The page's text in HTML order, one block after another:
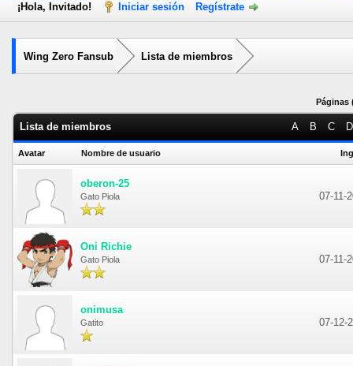
¡Hola, Invitado! Iniciar sesión Regístrate
Wing Zero Fansub Lista de miembros
Páginas
A B C D
Lista de miembros
Avatar Nombre de usuario
oberon-25
Gato Piola 07-11-
Oni Richie
Gato Piola 07-11-
onimusa
Gatito 07-12-